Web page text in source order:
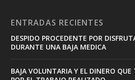
ENTRADAS RECIENTES
DESPIDO PROCEDENTE POR
DURANTE UNA BAJA MEDICA
BAJA VOLUNTARIA Y EL DINERO QUE